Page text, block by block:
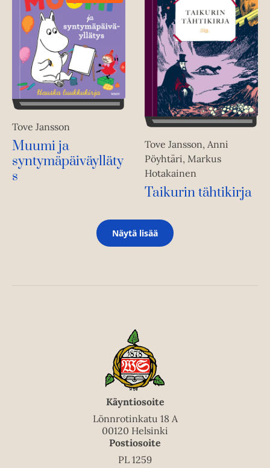
Tove Jansson
Muumi ja
syntymäpäiväylläty
s
Tove Jansson, Anni
Pöyhtäri, Markus
Hotakainen
Taikurin tähtikirja
Näytä lisää
Käyntiosoite
Lönnrotinkatu 18 A
00120 Helsinki
Postiosoite
PL 1259